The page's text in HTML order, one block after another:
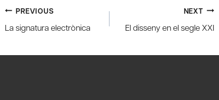
Post
navigation
PREVIOUS
La signatura electrònica
NEXT
El disseny en el segle XXI